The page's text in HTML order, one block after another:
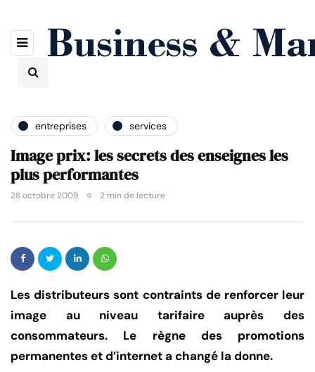
entreprises services
Image prix: les secrets des enseignes les
plus performantes
28 octobre 2009 2 min de lecture
Les distributeurs sont contraints de renforcer leur
image au niveau tarifaire auprès des
consommateurs. Le règne des promotions
permanentes et d’internet a changé la donne.